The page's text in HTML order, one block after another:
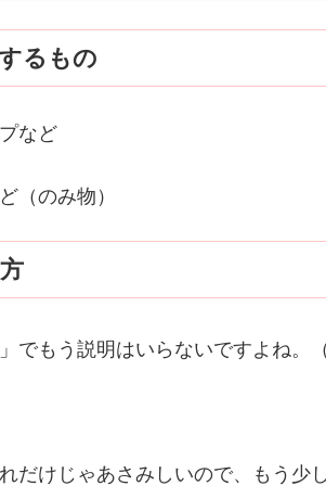
るもの
など
（のみ物）
でもう説明はいらないですよね。（
だけじゃあさみしいので、もう少し